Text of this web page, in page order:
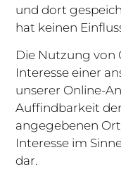
und dort
hat keinen
Die Nutzung von
Interesse einer
unserer Online-
Auffindbarkeit
angegebenen
Interesse im
dar.